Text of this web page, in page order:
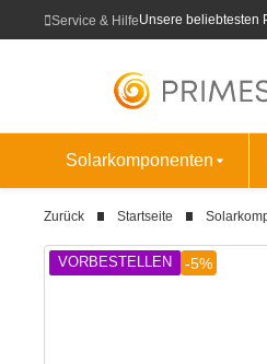
Service & HilfeUnsere beliebtesten
Solarkomponenten
Zurück Startseite
VORBESTELLEN -5%